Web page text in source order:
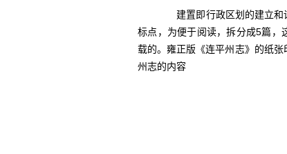
建置即行政区划的建立和
标点，为便于阅读，拆分成5篇，
载的。雍正版《连平州志》的纸
州志的内容